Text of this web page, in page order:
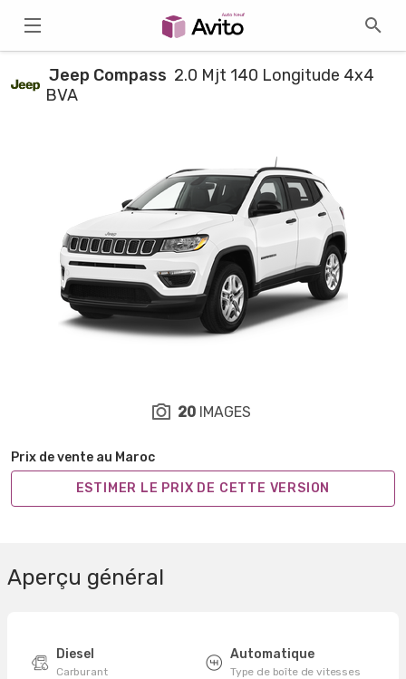
Jeep Compass 2.0 Mjt 140 Longitude 4x4
BVA
Prix de vente au Maroc
ESTIMER LE PRIX DE CETTE VERSION
20 IMAGES
Aperçu général
Diesel
Carburant
Automatique
Type de boîte de vitesses